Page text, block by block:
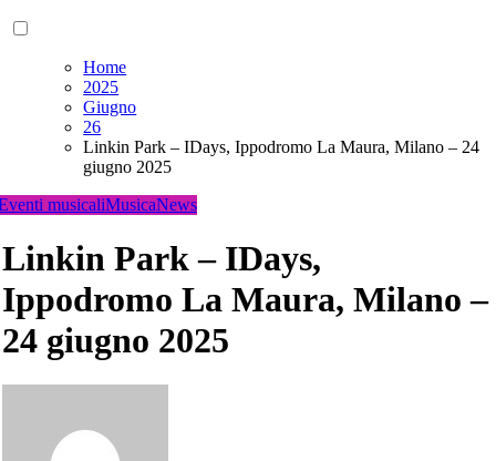
Home
2025
Giugno
26
Linkin Park – IDays, Ippodromo La Maura, Milano – 24
giugno 2025
musicaliMusicaNews
Linkin Park – IDays,
Ippodromo La Maura, Milano –
24 giugno 2025